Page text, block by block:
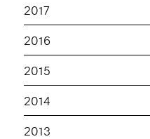
2017
2016
2015
2014
2013